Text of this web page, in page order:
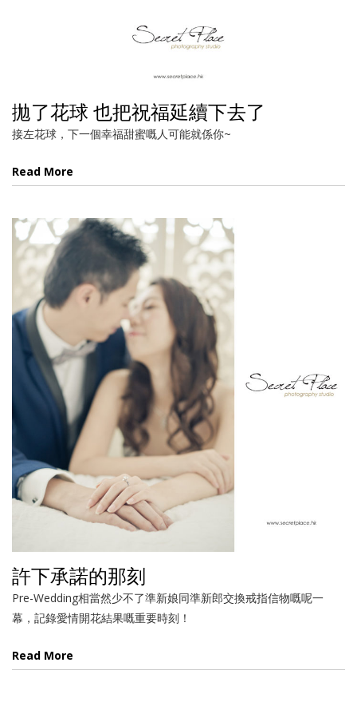
拋了花球 也把祝福延續下去了
接左花球，下一個幸福甜蜜嘅人可能就係你~
Read More
許下承諾的那刻
Pre-Wedding相當然少不了準新娘同準新郎交換戒指信物嘅呢一
幕，記錄愛情開花結果嘅重要時刻！
Read More